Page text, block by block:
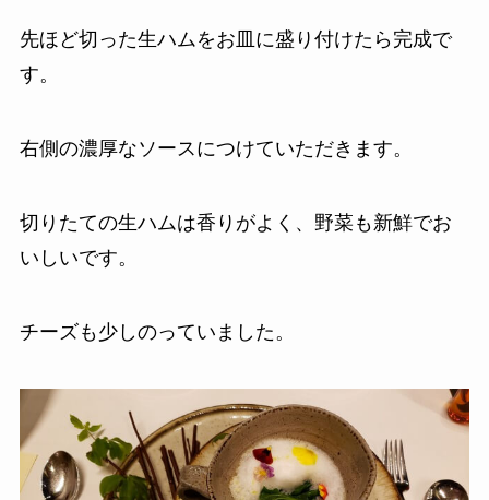
先ほど切った生ハムをお皿に盛り付けたら完成で
す。
右側の濃厚なソースにつけていただきます。
切りたての生ハムは香りがよく、野菜も新鮮でお
いしいです。
チーズも少しのっていました。